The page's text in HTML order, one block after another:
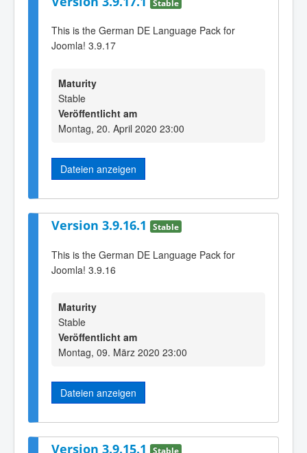
Stable
This is the German DE Language Pack for
Joomla! 3.9.17
Maturity
Stable
Veröffentlicht am
Montag, 20. April 2020 23:00
Dateien anzeigen
Version 3.9.16.1 Stable
This is the German DE Language Pack for
Joomla! 3.9.16
Maturity
Stable
Veröffentlicht am
Montag, 09. März 2020 23:00
Dateien anzeigen
Version 3.9.15.1 Stable